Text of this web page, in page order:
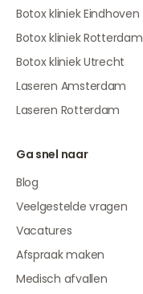
Botox kliniek Eindhoven
Botox kliniek Rotterdam
Botox kliniek Utrecht
Laseren Amsterdam
Laseren Rotterdam
Ga snel naar
Blog
Veelgestelde vragen
Vacatures
Afspraak maken
Medisch afvallen